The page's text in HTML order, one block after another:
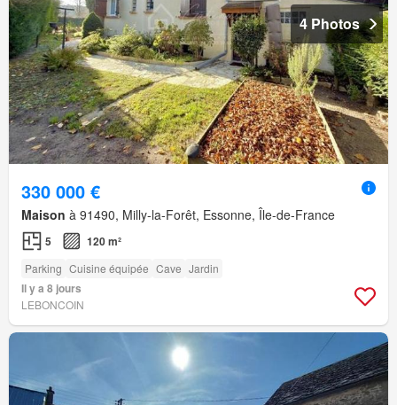
4 Photos
330 000 €
Maison à 91490, Milly-la-Forêt, Essonne, Île-de-France
5 120 m²
Parking Cuisine équipée Cave Jardin
Il y a 8 jours
LEBONCOIN